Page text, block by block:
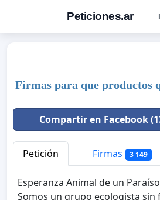
Peticiones.ar
Firmas para que productos
Compartir en Facebook
Petición Firmas 3 149
Esperanza Animal de un
Somos un grupo ecologista sin